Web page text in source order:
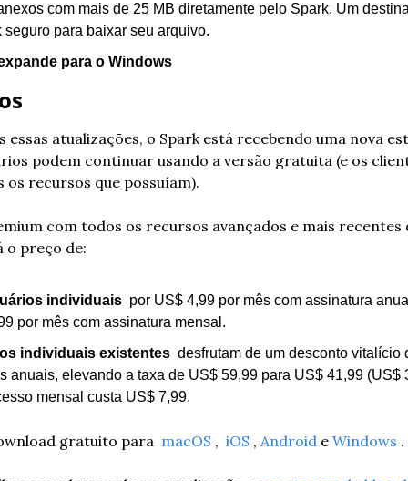
com mais de 25 MB diretamente pelo Spark. Um
seguro para baixar seu arquivo.
para o Windows
essas atualizações, o Spark está recebendo uma nova
podem continuar usando a versão gratuita (e os
recursos que possuíam).
com todos os recursos avançados e mais recentes
o preço de:
individuais por US$ 4,99 por mês com assinatura
por mês com assinatura mensal.
individuais existentes desfrutam de um desconto vitalício
anuais, elevando a taxa de US$ 59,99 para US$ 41,99 (US$
mensal custa US$ 7,99.
gratuito para macOS , iOS , Android e Windows .